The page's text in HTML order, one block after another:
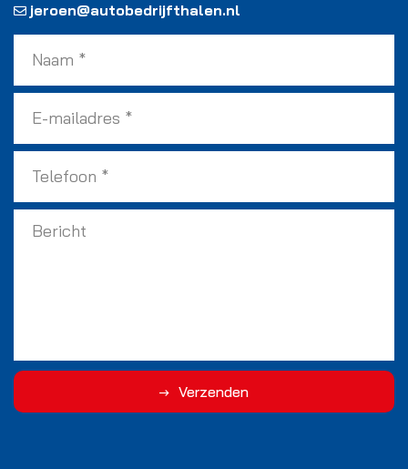
jeroen@autobedrijfthalen.nl
Verzenden